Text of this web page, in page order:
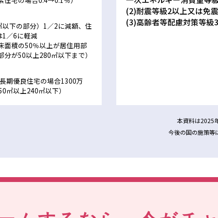
下の部分）1／2に減額、住
／6に軽減
面積の50％以上が居住用部
が50以上280㎡以下まで）
期優良住宅の場合1300万
以上240㎡以下）
(2)耐震等級2以上又は免
(3)高齢者等配慮対策等級
本資料は2025
今後の国の施策等